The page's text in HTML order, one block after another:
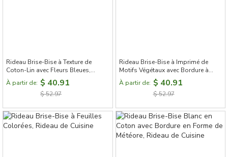
Rideau Brise-Bise à Texture de
Coton-Lin avec Fleurs Bleues,
Rideau de Cuisine
À partir de: $ 40.91
$ 52.97
Rideau Brise-Bise à Imprimé de
Motifs Végétaux avec Bordure à
Volants, Rideau de Cuisine
À partir de: $ 40.91
$ 52.97